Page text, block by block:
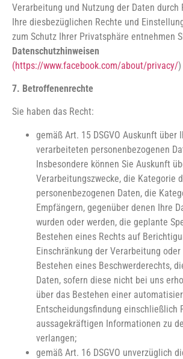
Verarbeitung und Nutzung der Daten durch
Ihre diesbezüglichen Rechte und
zum Schutz Ihrer Privatsphäre entnehmen
Datenschutzhinweisen
(https://www.facebook.com/about/privacy/)
7. Betroffenenrechte
Sie haben das Recht:
gemäß Art. 15 DSGVO Auskunft über
verarbeiteten personenbezogenen
Insbesondere können Sie Auskunft
Verarbeitungszwecke, die Kategorie
personenbezogenen Daten, die
Empfängern, gegenüber denen Ihre
wurden oder werden, die geplante
Bestehen eines Rechts auf
Einschränkung der Verarbeitung
Bestehen eines Beschwerderechts,
Daten, sofern diese nicht bei uns
über das Bestehen einer
Entscheidungsfindung einschließlich
aussagekräftigen Informationen zu
verlangen;
gemäß Art. 16 DSGVO unverzüglich